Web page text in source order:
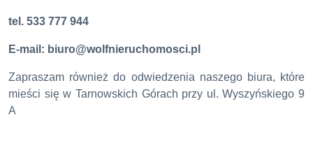
tel. 533 777 944
E-mail: biuro@wolfnieruchomosci.pl
Zapraszam również do odwiedzenia naszego biura, które
mieści się w Tarnowskich Górach przy ul. Wyszyńskiego 9
A